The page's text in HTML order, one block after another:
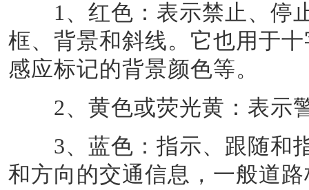
1、红色：表示禁止、停
框、背景和斜线。它也用于
感应标记的背景颜色等。
2、黄色或荧光黄：表示
3、蓝色：指示、跟随和
和方向的交通信息，一般道